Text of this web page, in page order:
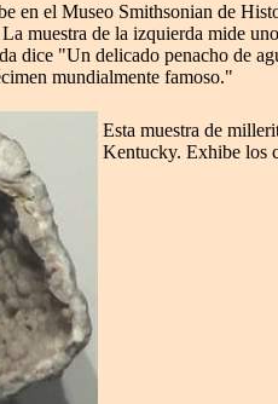
en el Museo Smithsonian de
muestra de la izquierda mide
dice "Un delicado penacho de
mundialmente famoso."
Esta muestra de
Kentucky. Exhibe los